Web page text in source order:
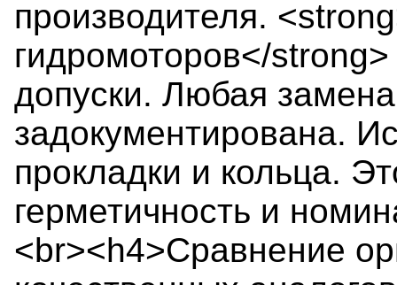
производителя.
гидромоторов</
допуски. Любая
задокументирована.
прокладки и кольца.
герметичность и
<br><h4>Сравнение